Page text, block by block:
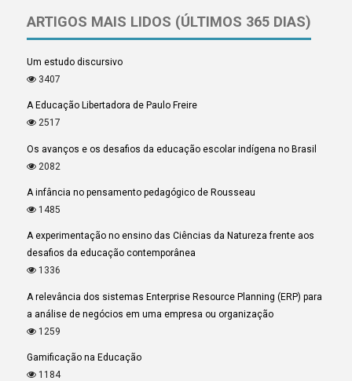
ARTIGOS MAIS LIDOS (ÚLTIMOS 365 DIAS)
Um estudo discursivo
3407
A Educação Libertadora de Paulo Freire
2517
Os avanços e os desafios da educação escolar indígena no Brasil
2082
A infância no pensamento pedagógico de Rousseau
1485
A experimentação no ensino das Ciências da Natureza frente aos
desafios da educação contemporânea
1336
A relevância dos sistemas Enterprise Resource Planning (ERP) para
a análise de negócios em uma empresa ou organização
1259
Gamificação na Educação
1184